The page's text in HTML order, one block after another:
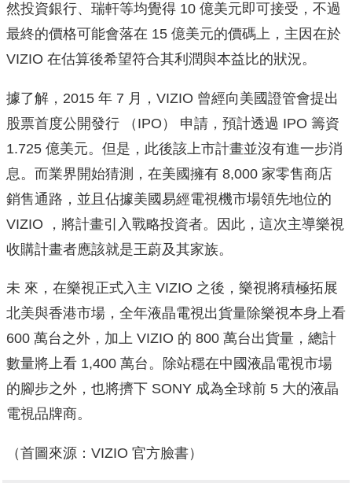
然投資銀行、瑞軒等均覺得 10 億美元即可接受，不過
最終的價格可能會落在 15 億美元的價碼上，主因在於
VIZIO 在估算後希望符合其利潤與本益比的狀況。
據了解，2015 年 7 月，VIZIO 曾經向美國證管會提出
股票首度公開發行 （IPO） 申請，預計透過 IPO 籌資
1.725 億美元。但是，此後該上市計畫並沒有進一步消
息。而業界開始猜測，在美國擁有 8,000 家零售商店
銷售通路，並且佔據美國易經電視機市場領先地位的
VIZIO ，將計畫引入戰略投資者。因此，這次主導樂視
收購計畫者應該就是王蔚及其家族。
未 來，在樂視正式入主 VIZIO 之後，樂視將積極拓展
北美與香港市場，全年液晶電視出貨量除樂視本身上看
600 萬台之外，加上 VIZIO 的 800 萬台出貨量，總計
數量將上看 1,400 萬台。除站穩在中國液晶電視市場
的腳步之外，也將擠下 SONY 成為全球前 5 大的液晶
電視品牌商。
（首圖來源：VIZIO 官方臉書）